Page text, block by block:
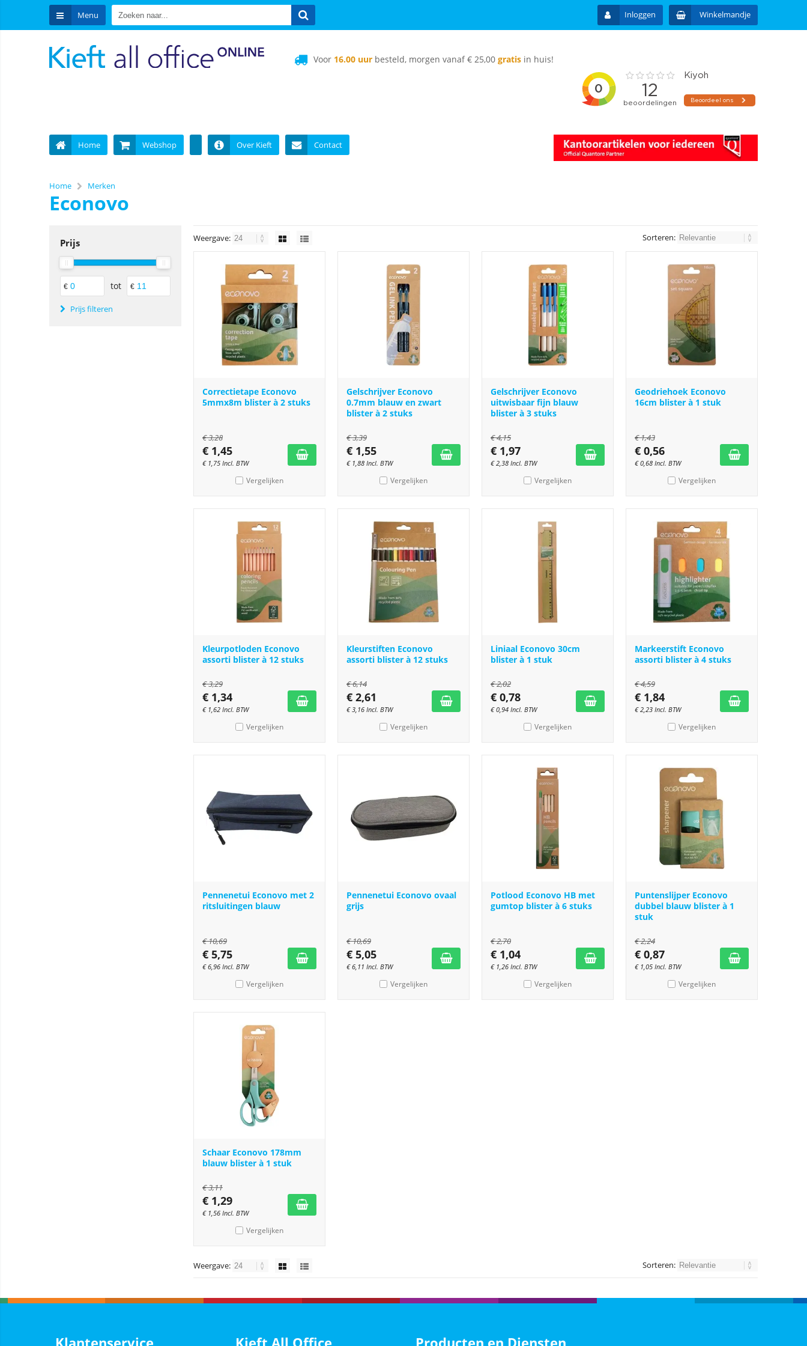
Menu Inloggen Winkelmandje
Voor 16.00 uur besteld, morgen vanaf € 25,00 gratis in huis!
Home Webshop Over Kieft Contact
Home Merken
Econovo
Prijs
€ tot €
Prijs filteren
Weergave: Sorteren:
Correctietape Econovo
5mmx8m blister à 2 stuks
€3,28
€ 1,45
€ 1,75 Incl. BTW
Vergelijken
Gelschrijver Econovo
0.7mm blauw en zwart
blister à 2 stuks
€3,39
€ 1,55
€ 1,88 Incl. BTW
Vergelijken
Gelschrijver Econovo
uitwisbaar fijn blauw
blister à 3 stuks
€4,15
€ 1,97
€2,38 Incl. BTW
Vergelijken
Geodriehoek Econovo
16cm blister à 1 stuk
€1,43
€ 0,56
€0,68 Incl. BTW
Vergelijken
Kleurpotloden Econovo
assorti blister à 12 stuks
€3,29
€ 1,34
€ 1,62 Incl. BTW
Vergelijken
Kleurstiften Econovo
assorti blister à 12 stuks
€6,14
€ 2,61
€3,16 Incl. BTW
Vergelijken
Liniaal Econovo 30cm
blister à 1 stuk
€2,02
€ 0,78
€0,94 Incl. BTW
Vergelijken
Markeerstift Econovo
assorti blister à 4 stuks
€4,59
€ 1,84
€2,23 Incl. BTW
Vergelijken
Pennenetui Econovo met 2
ritsluitingen blauw
€10,69
€ 5,75
€6,96 Incl. BTW
Vergelijken
Pennenetui Econovo ovaal
grijs
€10,69
€ 5,05
€6,11 Incl. BTW
Vergelijken
Potlood Econovo HB met
gumtop blister à 6 stuks
€2,70
€ 1,04
€ 1,26 Incl. BTW
Vergelijken
Puntenslijper Econovo
dubbel blauw blister à 1
stuk
€2,24
€ 0,87
€ 1,05 Incl. BTW
Vergelijken
Schaar Econovo 178mm
blauw blister à 1 stuk
€3,11
€ 1,29
€ 1,56 Incl. BTW
Vergelijken
Weergave: Sorteren:
Klantenservice Kieft All Office Producten en Diensten